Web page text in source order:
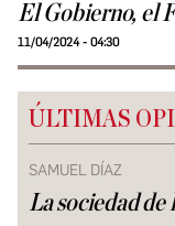
El Gobierno, el
11/04/2024 - 04:30
ÚLTIMAS
SAMUEL DÍAZ
La sociedad de